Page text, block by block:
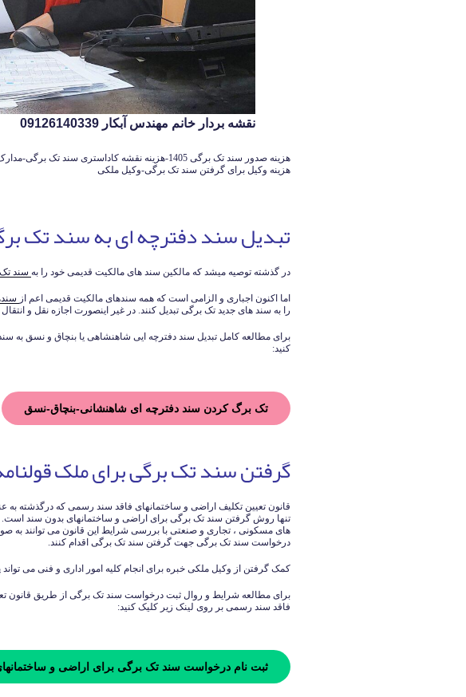
نقشه بردار خانم مهندس آبکار 09126140339
هزینه وکیل برای گرفتن سند تک برگی-وکیل ملکی
تبدیل سند دفترچه ای به سند تک
در گذشته توصیه میشد که مالکین سند های مالکیت قدیمی خود را به سند
اما اکنون اجباری و الزامی است که همه سندهای مالکیت قدیمی اعم از
را به سند های جدید تک برگی تبدیل کنند. در غیر اینصورت اجازه نقل و انتقال
برای مطالعه کامل تبدیل سند دفترچه ایی شاهنشاهی یا بنچاق و نسق به
کنید:
تک برگ کردن سند دفترچه ای شاهنشانی-بنچاق-نسق
گرفتن سند تک برگی برای ملک
تنها روش گرفتن سند تک برگی برای اراضی و ساختمانهای بدون سند
های مسکونی ، تجاری و صنعتی با بررسی شرایط این قانون می توانند به
درخواست سند تک برگی جهت گرفتن سند تک برگی اقدام کنند.
کمک گرفتن از وکیل ملکی خبره برای انجام کلیه امور اداری و فنی می تواند
برای مطالعه شرایط و روال ثبت درخواست سند تک برگی از طریق قانون
فاقد سند رسمی بر روی لینک زیر کلیک کنید:
ثبت نام درخواست سند تک برگی برای اراضی و